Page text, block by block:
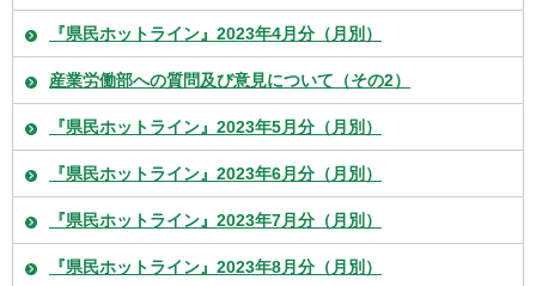
『県民ホットライン』2023年4月分（月別）
産業労働部への質問及び意見について（その2）
『県民ホットライン』2023年5月分（月別）
『県民ホットライン』2023年6月分（月別）
『県民ホットライン』2023年7月分（月別）
『県民ホットライン』2023年8月分（月別）